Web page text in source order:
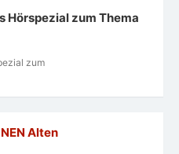
Hörspezial zum Thema
zum
Alten